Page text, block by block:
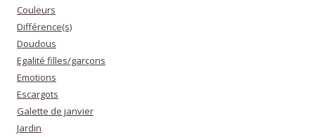
Couleurs
Différence(s)
Doudous
Egalité filles/garçons
Emotions
Escargots
Galette de janvier
Jardin